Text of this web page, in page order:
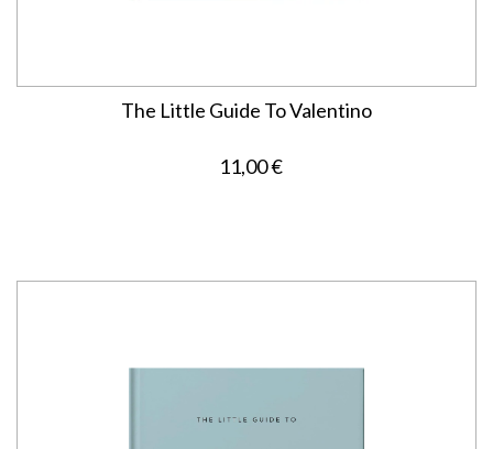
The Little Guide To Valentino
11,00 €